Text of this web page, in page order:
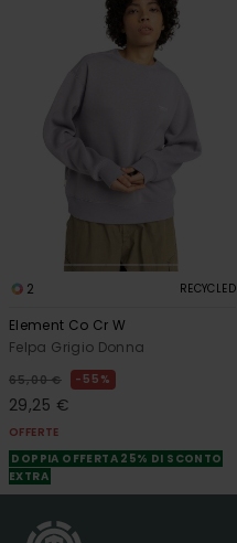
2 RECYCLED
Element Co Cr W
Felpa Grigio Donna
65,00 € 55%
29,25 €
OFFERTE
DOPPIA OFFERTA 25% DI SCONTO
EXTRA